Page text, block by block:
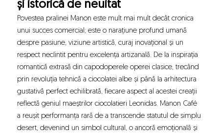
și istorică de neuitat
Povestea pralinei Manon este mult mai mult decât cronica
unui succes comercial; este o narațiune profund umană
despre pasiune, viziune artistică, curaj inovațional și un
respect neclintit pentru excelența artizanală. De la inspirația
romantică extrasă din capodoperele operei clasice, trecând
prin revoluția tehnică a ciocolatei albe și până la arhitectura
gustativă perfect echilibrată, fiecare aspect al acestei creații
reflectă geniul maeștrilor ciocolatieri Leonidas. Manon Café
a reușit performanța rară de a transcende statutul de simplu
desert, devenind un simbol cultural, o ancoră emoțională și